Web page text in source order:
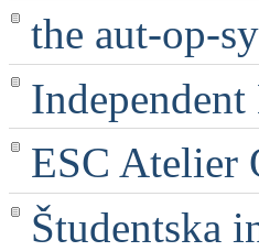
the aut-op-
ESC Atelier
Študentska